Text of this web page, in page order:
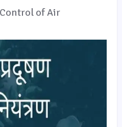
of Air